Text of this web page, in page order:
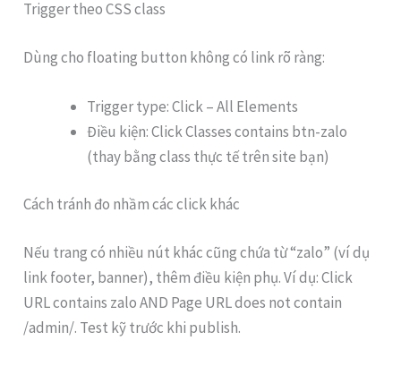
Trigger theo CSS class
Dùng cho floating button không có link rõ ràng:
Trigger type: Click – All Elements
Điều kiện: Click Classes contains btn-zalo
(thay bằng class thực tế trên site bạn)
Cách tránh đo nhầm các click khác
Nếu trang có nhiều nút khác cũng chứa từ “zalo” (ví dụ
link footer, banner), thêm điều kiện phụ. Ví dụ: Click
URL contains zalo AND Page URL does not contain
/admin/. Test kỹ trước khi publish.